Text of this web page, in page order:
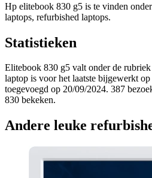
Hp elitebook 830 g5 is te vinden
laptops, refurbished laptops.
Statistieken
Elitebook 830 g5 valt onder de rubriek
laptop is voor het laatste bijgewerkt
toegevoegd op 20/09/2024. 387
830 bekeken.
Andere leuke